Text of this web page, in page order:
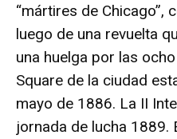
“mártires de Chicago”,
luego de una revuelta
una huelga por las
Square de la ciudad
mayo de 1886. La II
jornada de lucha 1889.